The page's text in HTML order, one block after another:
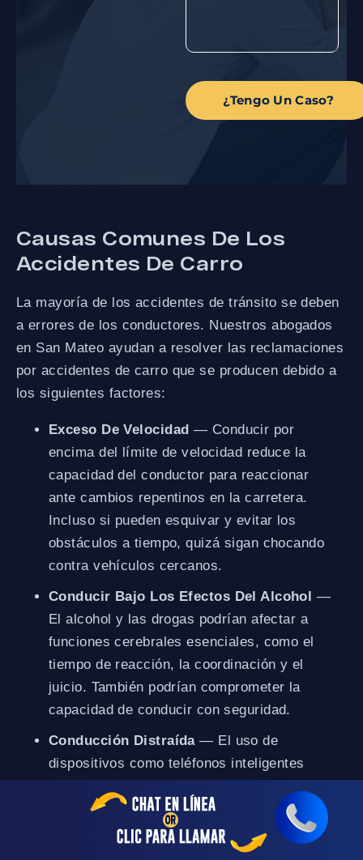
¿Tengo Un Caso?
Causas Comunes De Los
Accidentes De Carro
La mayoría de los accidentes de tránsito se deben
a errores de los conductores. Nuestros abogados
en San Mateo ayudan a resolver las reclamaciones
por accidentes de carro que se producen debido a
los siguientes factores:
Exceso De Velocidad — Conducir por
encima del límite de velocidad reduce la
capacidad del conductor para reaccionar
ante cambios repentinos en la carretera.
Incluso si pueden esquivar y evitar los
obstáculos a tiempo, quizá sigan chocando
contra vehículos cercanos.
Conducir Bajo Los Efectos Del Alcohol —
El alcohol y las drogas podrían afectar a
funciones cerebrales esenciales, como el
tiempo de reacción, la coordinación y el
juicio. También podrían comprometer la
capacidad de conducir con seguridad.
Conducción Distraída— El uso de
dispositivos como teléfonos inteligentes
conductores. Su atención también se desvía
cuando comen, escuchan música y
conversan con los pasajeros.